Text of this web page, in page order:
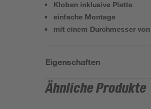
Kloben inklusive Platte
einfache Montage
mit einem Durchmesser
Eigenschaften
Ähnliche Produkte